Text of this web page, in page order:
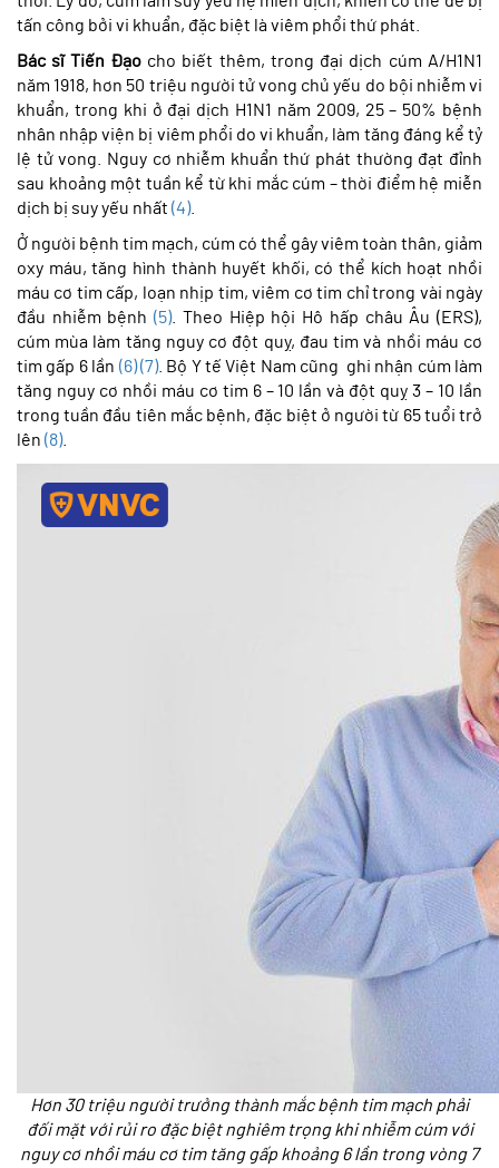
tấn công bởi vi khuẩn, đặc biệt là viêm phổi thứ phát.
Bác sĩ Tiến Đạocho biết thêm, trong đại dịch cúm A/H1N1
năm 1918, hơn 50 triệu người tử vong chủ yếu do bội nhiễm vi
khuẩn, trong khi ở đại dịch H1N1 năm 2009, 25 – 50% bệnh
nhân nhập viện bị viêm phổi do vi khuẩn, làm tăng đáng kể tỷ
lệ tử vong. Nguy cơ nhiễm khuẩn thứ phát thường đạt đỉnh
sau khoảng một tuần kể từ khi mắc cúm – thời điểm hệ miễn
dịch bị suy yếu nhất (4).
Ở người bệnh tim mạch, cúm có thể gây viêm toàn thân, giảm
oxy máu, tăng hình thành huyết khối, có thể kích hoạt nhồi
máu cơ tim cấp, loạn nhịp tim, viêm cơ tim chỉ trong vài ngày
đầu nhiễm bệnh(5). Theo Hiệp hội Hô hấp châu Âu (ERS),
cúm mùa làm tăng nguy cơ đột quỵ, đau tim và nhồi máu cơ
tim gấp 6 lần (6) (7). Bộ Y tế Việt Nam cũng ghi nhận cúm làm
tăng nguy cơ nhồi máu cơ tim 6 – 10 lần và đột quỵ 3 – 10 lần
trong tuần đầu tiên mắc bệnh, đặc biệt ở người từ 65 tuổi trở
lên (8).
Hơn 30 triệu người trưởng thành mắc bệnh tim mạch phải
đối mặt với rủi ro đặc biệt nghiêm trọng khi nhiễm cúm với
nguy cơ nhồi máu cơ tim tăng gấp khoảng 6 lần trong vòng 7